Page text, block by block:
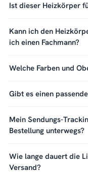
Ist dieser Heizkörper
Kann ich den
ich einen Fachmann?
Welche Farben und
Gibt es einen
Mein Sendungs-
Bestellung unterwegs?
Wie lange dauert die
Versand?